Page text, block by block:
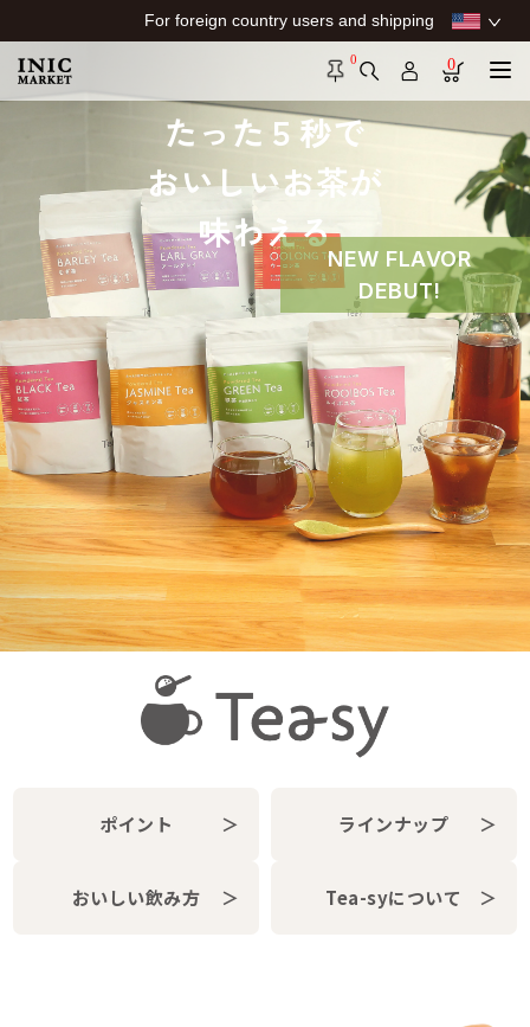
For foreign country users and shipping
0 0
たった５秒で
おいしいお茶が
味わえる
NEW FLAVOR
DEBUT!
ポイント ＞ ラインナップ ＞
おいしい飲み方 ＞ Tea-syについて ＞